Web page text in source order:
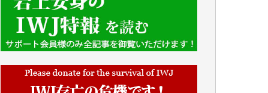
R.N. 様
J.M. 様
T.N. 様
Y.T. 様
ASAKO TAKAESU 様
マシオン恵美香 様